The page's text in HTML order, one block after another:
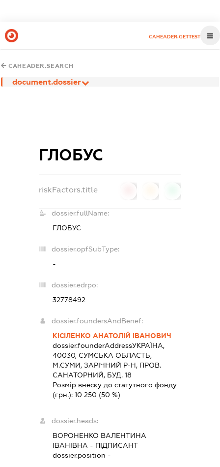
CAHEADER.GETTEST
CAHEADER.SEARCH
document.dossier
ГЛОБУС
riskFactors.title
dossier.fullName:
ГЛОБУС
dossier.opfSubType:
-
dossier.edrpo:
32778492
dossier.foundersAndBenef:
КІСІЛЕНКО АНАТОЛІЙ ІВАНОВИЧ
dossier.founderAddressУКРАЇНА,
40030, СУМСЬКА ОБЛАСТЬ,
М.СУМИ, ЗАРІЧНИЙ Р-Н, ПРОВ.
САНАТОРНИЙ, БУД. 18
Розмір внеску до статутного фонду
(грн.):10 250 (50 %)
dossier.heads:
ВОРОНЕНКО ВАЛЕНТИНА
ІВАНІВНА - ПІДПИСАНТ
dossier.position -